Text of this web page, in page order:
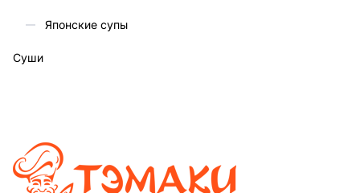
Японские супы
Суши